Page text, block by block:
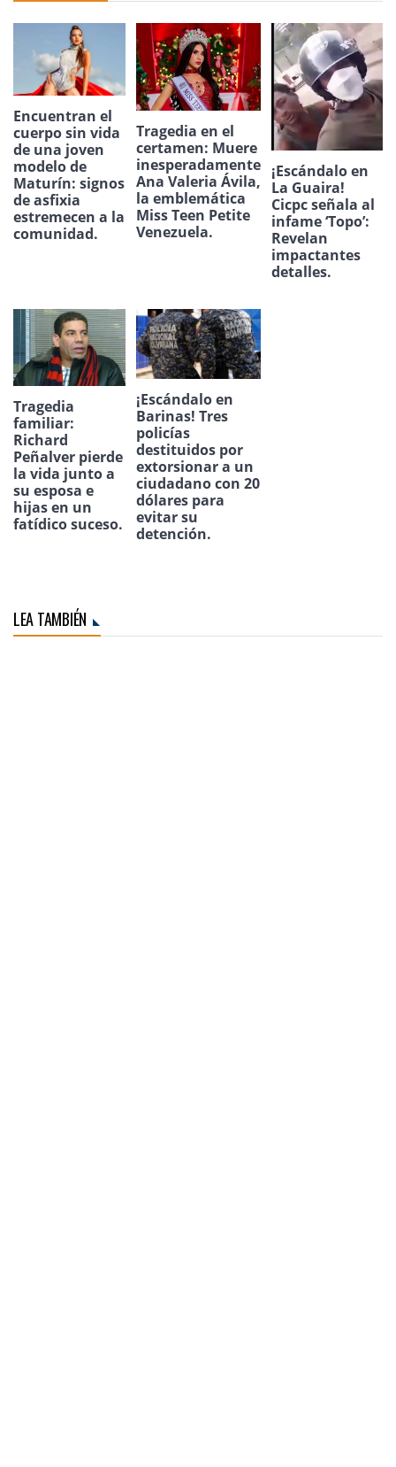
Encuentran el
cuerpo sin vida
de una joven
modelo de
Maturín: signos
de asfixia
estremecen a la
comunidad.
Tragedia en el
certamen: Muere
inesperadamente
Ana Valeria Ávila,
la emblemática
Miss Teen Petite
Venezuela.
¡Escándalo en
La Guaira!
Cicpc señala al
infame ‘Topo’:
Revelan
impactantes
detalles.
Tragedia
familiar:
Richard
Peñalver pierde
la vida junto a
su esposa e
hijas en un
fatídico suceso.
¡Escándalo en
Barinas! Tres
policías
destituidos por
extorsionar a un
ciudadano con 20
dólares para
evitar su
detención.
LEA TAMBIÉN